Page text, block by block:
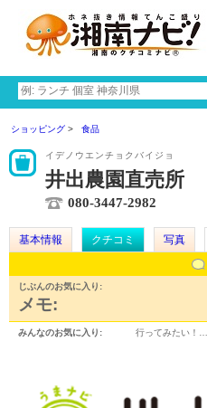
ショッピング 食品
イデノウエンチョクバイジョ
井出農園直売所
080-3447-2982
基本情報 クチコミ 写真
じぶんのお気に入り:
メモ:
みんなのお気に入り: 行ってみたい！…